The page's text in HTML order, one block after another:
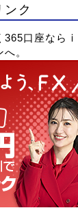
ク
365口座なら
。